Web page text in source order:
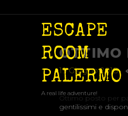
ESCAPE
ROOM
PALERMO
A real life adventure!
OTTIMO
19 Giugno 2018
Ottimo posto per
gentilissimi e